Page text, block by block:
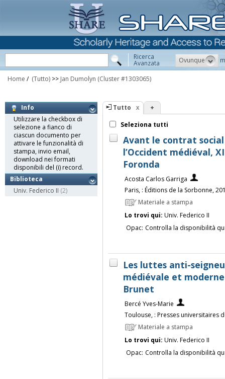
Ricerca
Avanzata Ovunque
Home / (Tutto) >> Jan Dumolyn (Cluster #1303065)
Info
Utilizzare la checkbox di
selezione a fianco di
ciascun documento per
attivare le funzionalità di
stampa, invio email,
download nei formati
disponibili del (i) record.
Biblioteca
Univ. Federico II (2)
Tutto +
Seleziona tutti
Avant le contrat
l’Occident médiéval,
Foronda
Acosta Carlos Garriga
Paris, : Éditions de la Sorbonne,
Materiale a stampa
Lo trovi qui: Univ. Federico II
Opac: Controlla la disponibilità
Les luttes anti-
médiévale et
Brunet
Bercé Yves-Marie
Toulouse, : Presses universitaires
Materiale a stampa
Lo trovi qui: Univ. Federico II
Opac: Controlla la disponibilità